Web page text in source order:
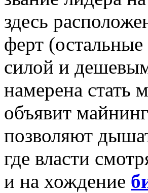
здесь
ферт
силой и
намерена стать
объявит
позволяют
где власти
и на хождение